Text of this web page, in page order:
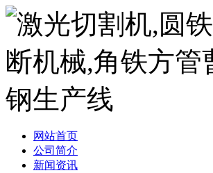
网站首页
公司简介
新闻资讯